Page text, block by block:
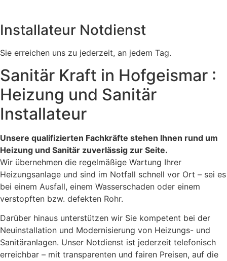
Installateur Notdienst
Sie erreichen uns zu jederzeit, an jedem Tag.
Sanitär Kraft in Hofgeismar :
Heizung und Sanitär
Installateur
Unsere qualifizierten Fachkräfte stehen Ihnen rund um
Heizung und Sanitär zuverlässig zur Seite.
Wir übernehmen die regelmäßige Wartung Ihrer
Heizungsanlage und sind im Notfall schnell vor Ort – sei es
bei einem Ausfall, einem Wasserschaden oder einem
verstopften bzw. defekten Rohr.
Darüber hinaus unterstützen wir Sie kompetent bei der
Neuinstallation und Modernisierung von Heizungs- und
Sanitäranlagen. Unser Notdienst ist jederzeit telefonisch
erreichbar – mit transparenten und fairen Preisen, auf die